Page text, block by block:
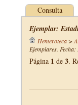
Consulta
Ejemplar:
Hemeroteca>
Ejemplares.
Página 1 de 3.